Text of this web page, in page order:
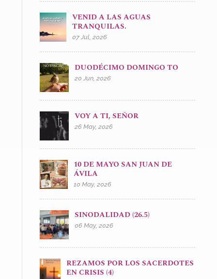
VENID A LAS AGUAS
TRANQUILAS.
07 Jul, 2026
DUODÉCIMO DOMINGO TO
20 Jun, 2026
VOY A TI, SEÑOR
26 May, 2026
10 DE MAYO SAN JUAN DE
ÁVILA
10 May, 2026
SINODALIDAD (26.5)
06 May, 2026
REZAMOS POR LOS SACERDOTES
EN CRISIS (4)